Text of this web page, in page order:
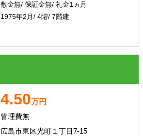
敷金無/ 保証金無/ 礼金1ヵ月
1975年2月/ 4階/ 7階建
4.50万円
管理費無
広島市東区光町１丁目7-15